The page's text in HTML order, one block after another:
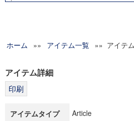
グローバルリサーチインスティ
科学研究費補助金研究成果報告書
博士課程教育リーディングプロ
ホーム »» アイテム一覧 »» アイテ
アイテム詳細
アイテムタイプ Article